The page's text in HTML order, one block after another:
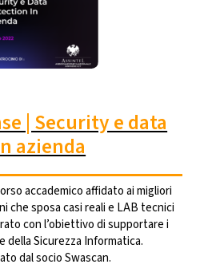
| Security e data
azienda
accademico affidato ai migliori
che sposa casi reali e LAB tecnici
con l’obiettivo di supportare i
della Sicurezza Informatica.
dal socio Swascan.